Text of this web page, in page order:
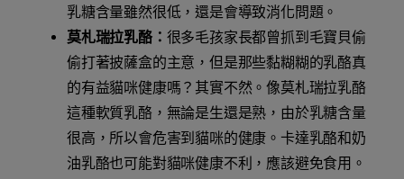
乳糖含量雖然很低，還是會導致消化問題。
莫札瑞拉乳酪： 很多毛孩家長都曾抓到毛寶貝偷
偷打著披薩盒的主意，但是那些黏糊糊的乳酪真
的有益貓咪健康嗎？其實不然。像莫札瑞拉乳酪
這種軟質乳酪，無論是生還是熟，由於乳糖含量
很高，所以會危害到貓咪的健康。卡達乳酪和奶
油乳酪也可能對貓咪健康不利，應該避免食用。